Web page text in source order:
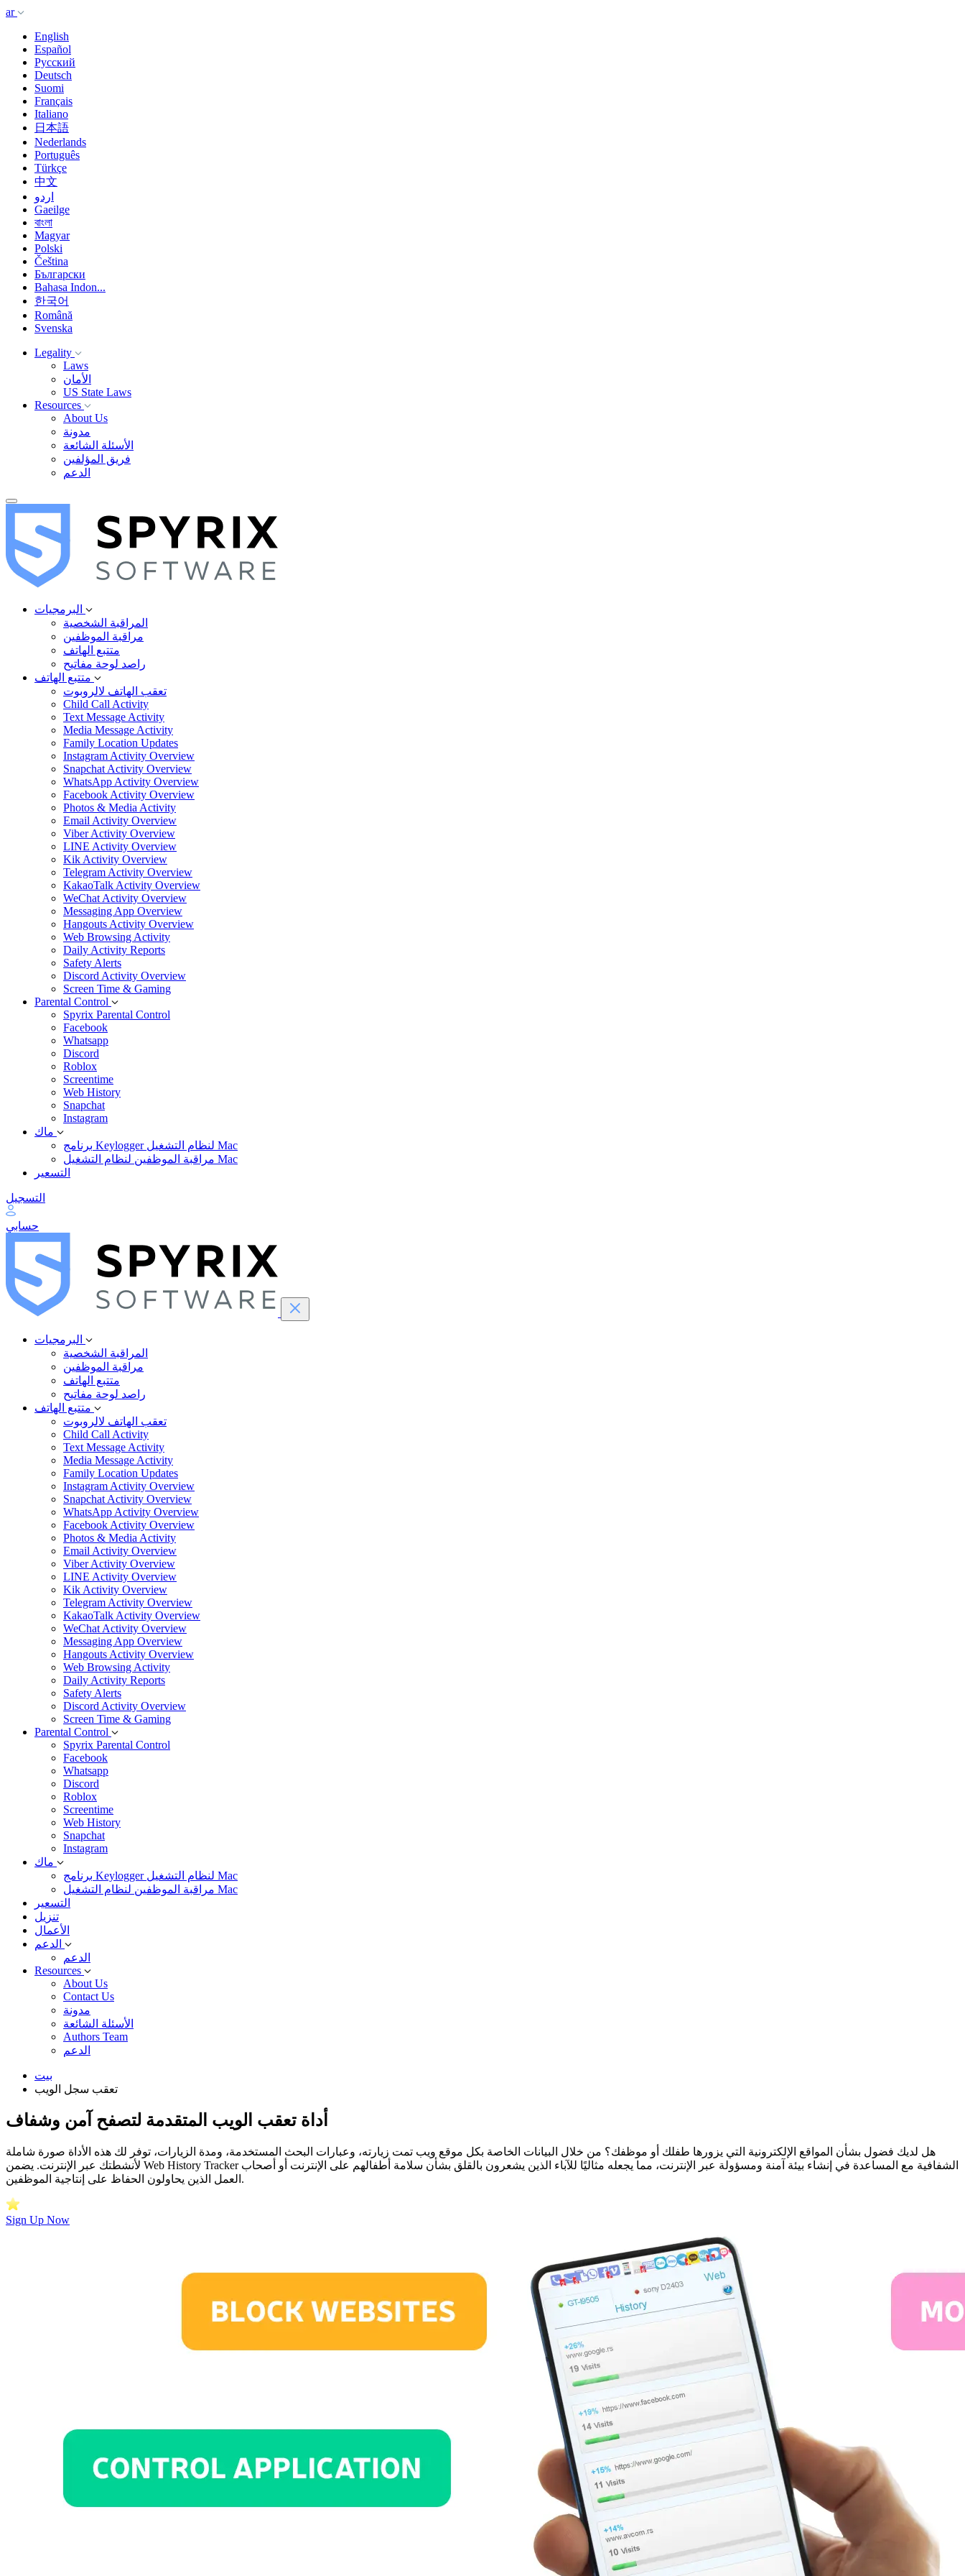
ar
English
Español
Русский
Deutsch
Suomi
Français
Italiano
日本語
Nederlands
Português
Türkçe
中文
اردو
Gaeilge
বাংলা
Magyar
Polski
Čeština
Български
Bahasa Indon...
한국어
Română
Svenska
Legality
Laws
الأمان
US State Laws
Resources
About Us
مدونة
الأسئلة الشائعة
فريق المؤلفين
الدعم
المراقبة الشخصية
مراقبة الموظفين
متتبع الهاتف
راصد لوحة مفاتيح
تعقب الهاتف لالروبوت
Child Call Activity
Text Message Activity
Media Message Activity
Family Location Updates
Instagram Activity Overview
Snapchat Activity Overview
WhatsApp Activity Overview
Facebook Activity Overview
Photos & Media Activity
Email Activity Overview
Viber Activity Overview
LINE Activity Overview
Kik Activity Overview
Telegram Activity Overview
KakaoTalk Activity Overview
WeChat Activity Overview
Messaging App Overview
Hangouts Activity Overview
Web Browsing Activity
Daily Activity Reports
Safety Alerts
Discord Activity Overview
Screen Time & Gaming
Parental Control
Spyrix Parental Control
Facebook
Whatsapp
Discord
Roblox
Screentime
Web History
Snapchat
Instagram
برنامج Keylogger لنظام التشغيل Mac
مراقبة الموظفين لنظام التشغيل Mac
التسعير
التسجيل
حسابي
المراقبة الشخصية
مراقبة الموظفين
متتبع الهاتف
راصد لوحة مفاتيح
تعقب الهاتف لالروبوت
Child Call Activity
Text Message Activity
Media Message Activity
Family Location Updates
Instagram Activity Overview
Snapchat Activity Overview
WhatsApp Activity Overview
Facebook Activity Overview
Photos & Media Activity
Email Activity Overview
Viber Activity Overview
LINE Activity Overview
Kik Activity Overview
Telegram Activity Overview
KakaoTalk Activity Overview
WeChat Activity Overview
Messaging App Overview
Hangouts Activity Overview
Web Browsing Activity
Daily Activity Reports
Safety Alerts
Discord Activity Overview
Screen Time & Gaming
Parental Control
Spyrix Parental Control
Facebook
Whatsapp
Discord
Roblox
Screentime
Web History
Snapchat
Instagram
برنامج Keylogger لنظام التشغيل Mac
مراقبة الموظفين لنظام التشغيل Mac
التسعير
تنزيل
الأعمال
الدعم
Resources
About Us
Contact Us
مدونة
الأسئلة الشائعة
Authors Team
الدعم
بيت
تعقب سجل الويب
أداة تعقب الويب المتقدمة لتصفح آمن وشفاف
هل لديك فضول بشأن المواقع الإلكترونية التي يزورها طفلك أو موظفك؟ من خلال البيانات الخاصة بكل موقع ويب تمت زيارته، وعبارات البحث المستخدمة، ومدة الزيارات، توفر لك هذه الأداة صورة شاملة
لأنشطتك عبر الإنترنت. يضمن Web History Tracker الشفافية مع المساعدة في إنشاء بيئة آمنة ومسؤولة عبر الإنترنت، مما يجعله مثاليًا للآباء الذين يشعرون بالقلق بشأن سلامة أطفالهم على الإنترنت أو أصحاب
العمل الذين يحاولون الحفاظ على إنتاجية الموظفين.
Sign Up Now